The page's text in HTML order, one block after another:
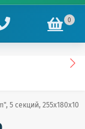
0
5 секций,